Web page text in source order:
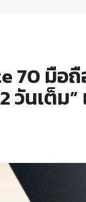
70 มือ
วันเต็ม